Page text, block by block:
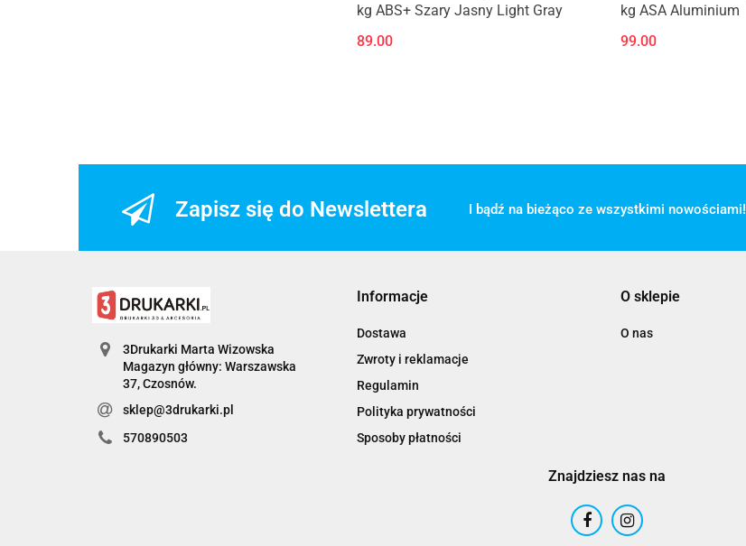
kg ABS+ Szary Jasny Light Gray
89.00
kg ASA Aluminium
99.00
Zapisz się do Newslettera I bądź na bieżąco ze wszystkimi nowościami!
3Drukarki Marta Wizowska
Magazyn główny: Warszawska
sklep@3drukarki.pl
570890503
Informacje
Dostawa
Zwroty i reklamacje
Regulamin
Polityka prywatności
Sposoby płatności
O sklepie
O nas
Znajdziesz nas na